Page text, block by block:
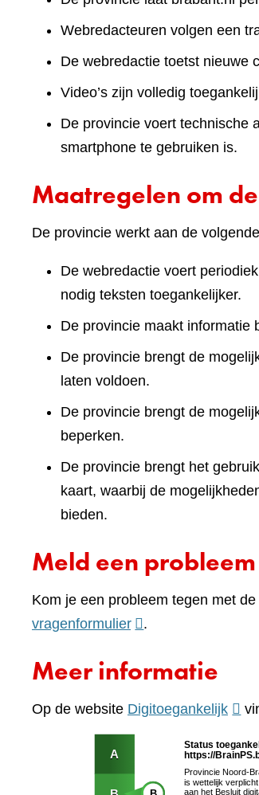
Webredacteuren volgen een
De webredactie toetst nieuwe
Video’s zijn volledig
De provincie voert technische
smartphone te gebruiken is.
Maatregelen om
De provincie werkt aan de
De webredactie voert
nodig teksten toegankelijker.
De provincie maakt informatie
De provincie brengt de
laten voldoen.
De provincie brengt de
beperken.
De provincie brengt het
kaart, waarbij de
bieden.
Meld een
Kom je een probleem tegen met
vragenformulier(verwijst
een
website)
.
Meer informatie
Op de website Digitoegankelijk
een